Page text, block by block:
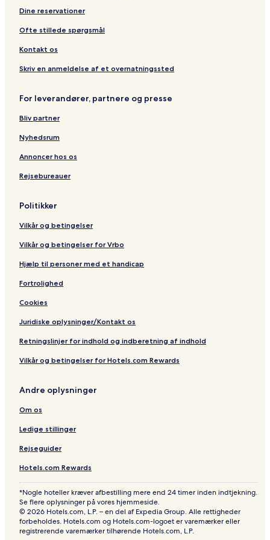
o
l
d
-
e
l
l
a
s
Dine reservationer
Ofte stillede spørgsmål
Kontakt os
Skriv en anmeldelse af et overnatningssted
For leverandører, partnere og presse
Bliv partner
Nyhedsrum
Annoncer hos os
Rejsebureauer
Politikker
Vilkår og betingelser
Vilkår og betingelser for Vrbo
Hjælp til personer med et handicap
Fortrolighed
Cookies
Juridiske oplysninger/Kontakt os
Retningslinjer for indhold og indberetning af indhold
Vilkår og betingelser for Hotels.com Rewards
Andre oplysninger
Om os
Ledige stillinger
Rejseguider
Hotels.com Rewards
*Nogle hoteller kræver afbestilling mere end 24 timer inden indtjekning.
Se flere oplysninger på vores hjemmeside.
© 2026 Hotels.com, L.P. – en del af Expedia Group. Alle rettigheder
forbeholdes. Hotels.com og Hotels.com-logoet er varemærker eller
registrerende varemærker tilhørende Hotels.com, L.P.